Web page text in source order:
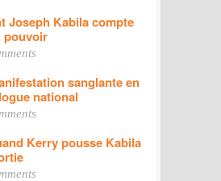
Joseph Kabila compte
pouvoir
sanglante en
national
Kerry pousse Kabila